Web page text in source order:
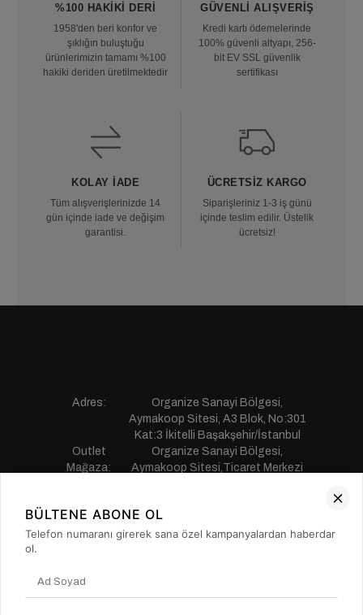
%100 HAKIKI DERI
1958'den beri konfor ve
şıklığın buluştuğu
ürünlerimizin tamamı %100
hakiki deriden üretilmektedir
GÜVENLI ALIŞVERIŞ
Kredi kartı ödemelerinde
100% güvenli altyapı, 256-
bit EV SSL güvenlik
sertifikası
KOLAY İADE
Tüm alışverişlerinizde 14
gün içinde iade ve değişim
garantisi.
ÜCRETSIZ KARGO
Siparişleriniz 1-3 iş günü
içinde teslim edilir. Üstelik
ücretsiz!
Adres:
Organize Sanayi Bölgesi,
Aymakoop Sitesi, A3 Blok, No:301
Kat:3 İkitelli Başakşehir/İstanbul
Outlet
Mağaza:
Organize Sanayi Bölgesi,
Aymakoop Sitesi,Ticaret Merkezi
Telefon:
0850 441 55 77
E-mail:
musterihizmetleri@saillakers.com.tr
MÜŞTERİ HİZMETLERİ
BÜLTENE ABONE OL
Telefon numaranı girerek sana özel kampanyalardan haberdar
ol.